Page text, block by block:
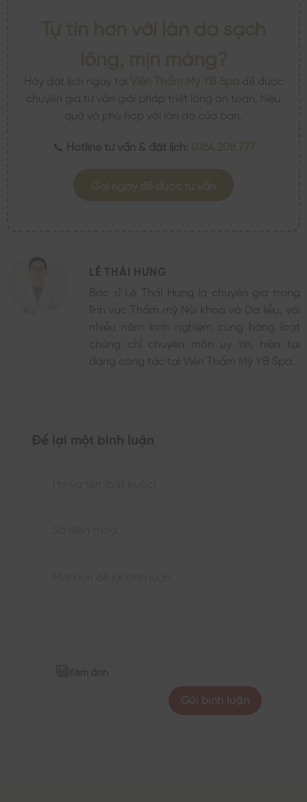
Hãy đặt lịch ngay tại
để được
chuyên gia tư vấn giải pháp triệt lông an toàn, hiệu
quả và phù hợp với làn da của bạn.
📞 Hotline tư vấn & đặt lịch:
LÊ THÁI HƯNG
Bác sĩ Lê Thái Hưng là chuyên gia trong
lĩnh vực Thẩm mỹ Nội khoa và Da liễu, với
nhiều năm kinh nghiệm cùng hàng loạt
chứng chỉ chuyên môn uy tín, hiện tại
đang công tác tại Viện Thẩm Mỹ YB Spa.
Để lại một bình luận